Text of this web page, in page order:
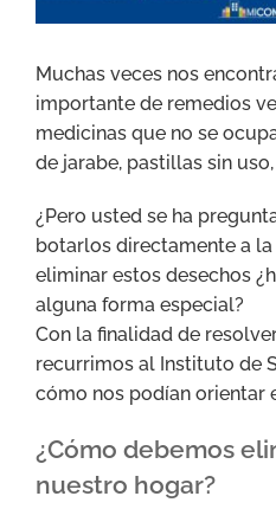
Muchas veces nos
importante de remedios
medicinas que no se
de jarabe, pastillas sin
¿Pero usted se ha
botarlos directamente a la
eliminar estos desechos
alguna forma especial?
Con la finalidad de
recurrimos al Instituto de
cómo nos podían orientar
¿Cómo debemos
nuestro hogar?